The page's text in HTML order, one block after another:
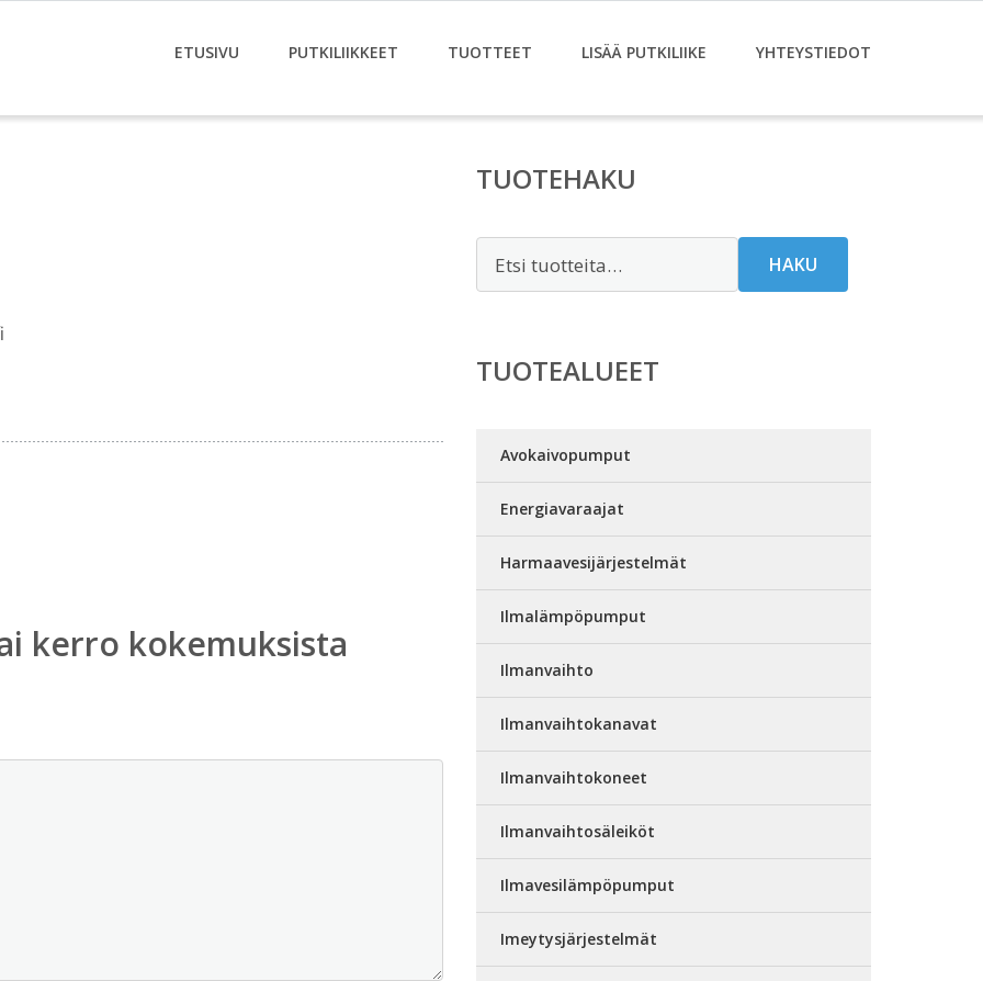
ETUSIVU PUTKILIIKKEET TUOTTEET LISÄÄ PUTKILIIKE YHTEYSTIEDOT
kerro kokemuksista
TUOTEHAKU
HAKU
TUOTEALUEET
Avokaivopumput
Energiavaraajat
Harmaavesijärjestelmät
Ilmalämpöpumput
Ilmanvaihto
Ilmanvaihtokanavat
Ilmanvaihtokoneet
Ilmanvaihtosäleiköt
Ilmavesilämpöpumput
Imeytysjärjestelmät